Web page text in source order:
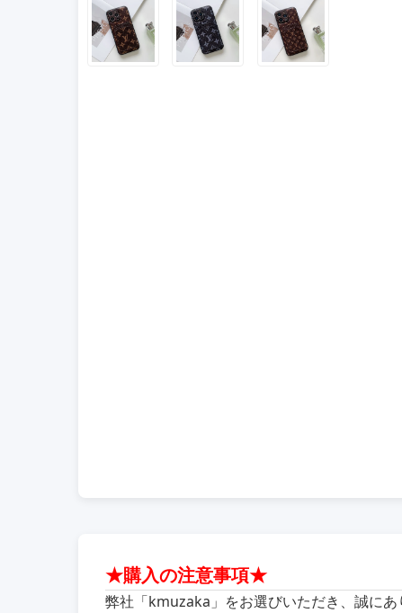
★購入の注意事項★
弊社「kmuzaka」をお選びいただき、誠にあ